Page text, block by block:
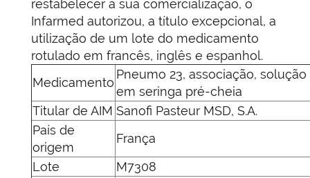
restabelecer a sua comercialização, o
Infarmed autorizou, a título excepcional, a
utilização de um lote do medicamento
rotulado em francês, inglês e espanhol.
Medicamento
Pneumo 23, associação,
em seringa pré-cheia
Titular de AIM Sanofi Pasteur MSD, S.A.
País de
origem
França
Lote
M7308